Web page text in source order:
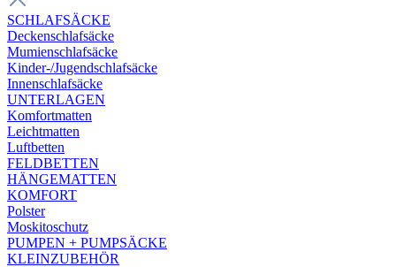
SCHLAFSÄCKE
Deckenschlafsäcke
Mumienschlafsäcke
Kinder-/Jugendschlafsäcke
Innenschlafsäcke
UNTERLAGEN
Komfortmatten
Leichtmatten
Luftbetten
FELDBETTEN
HÄNGEMATTEN
KOMFORT
Polster
Moskitoschutz
PUMPEN + PUMPSÄCKE
KLEINZUBEHÖR